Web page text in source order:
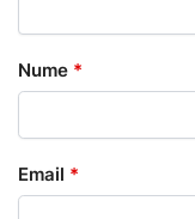
Nume *
Email *